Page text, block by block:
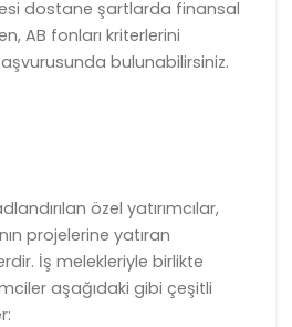
dostane şartlarda finansal
AB fonları kriterlerini
bulunabilirsiniz.
özel yatırımcılar,
projelerine yatıran
İş melekleriyle birlikte
aşağıdaki gibi çeşitli